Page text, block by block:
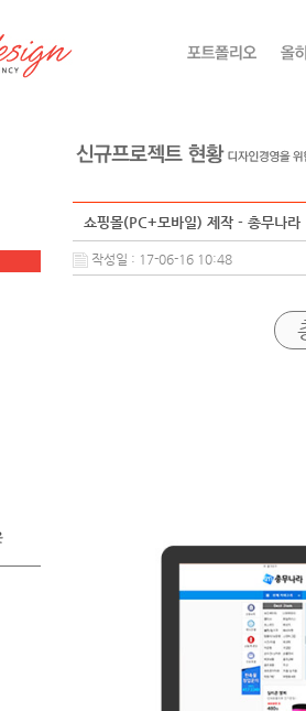
쇼핑몰(PC+모바일) 제작 - 총무나라
작성일 : 17-06-16 10:48